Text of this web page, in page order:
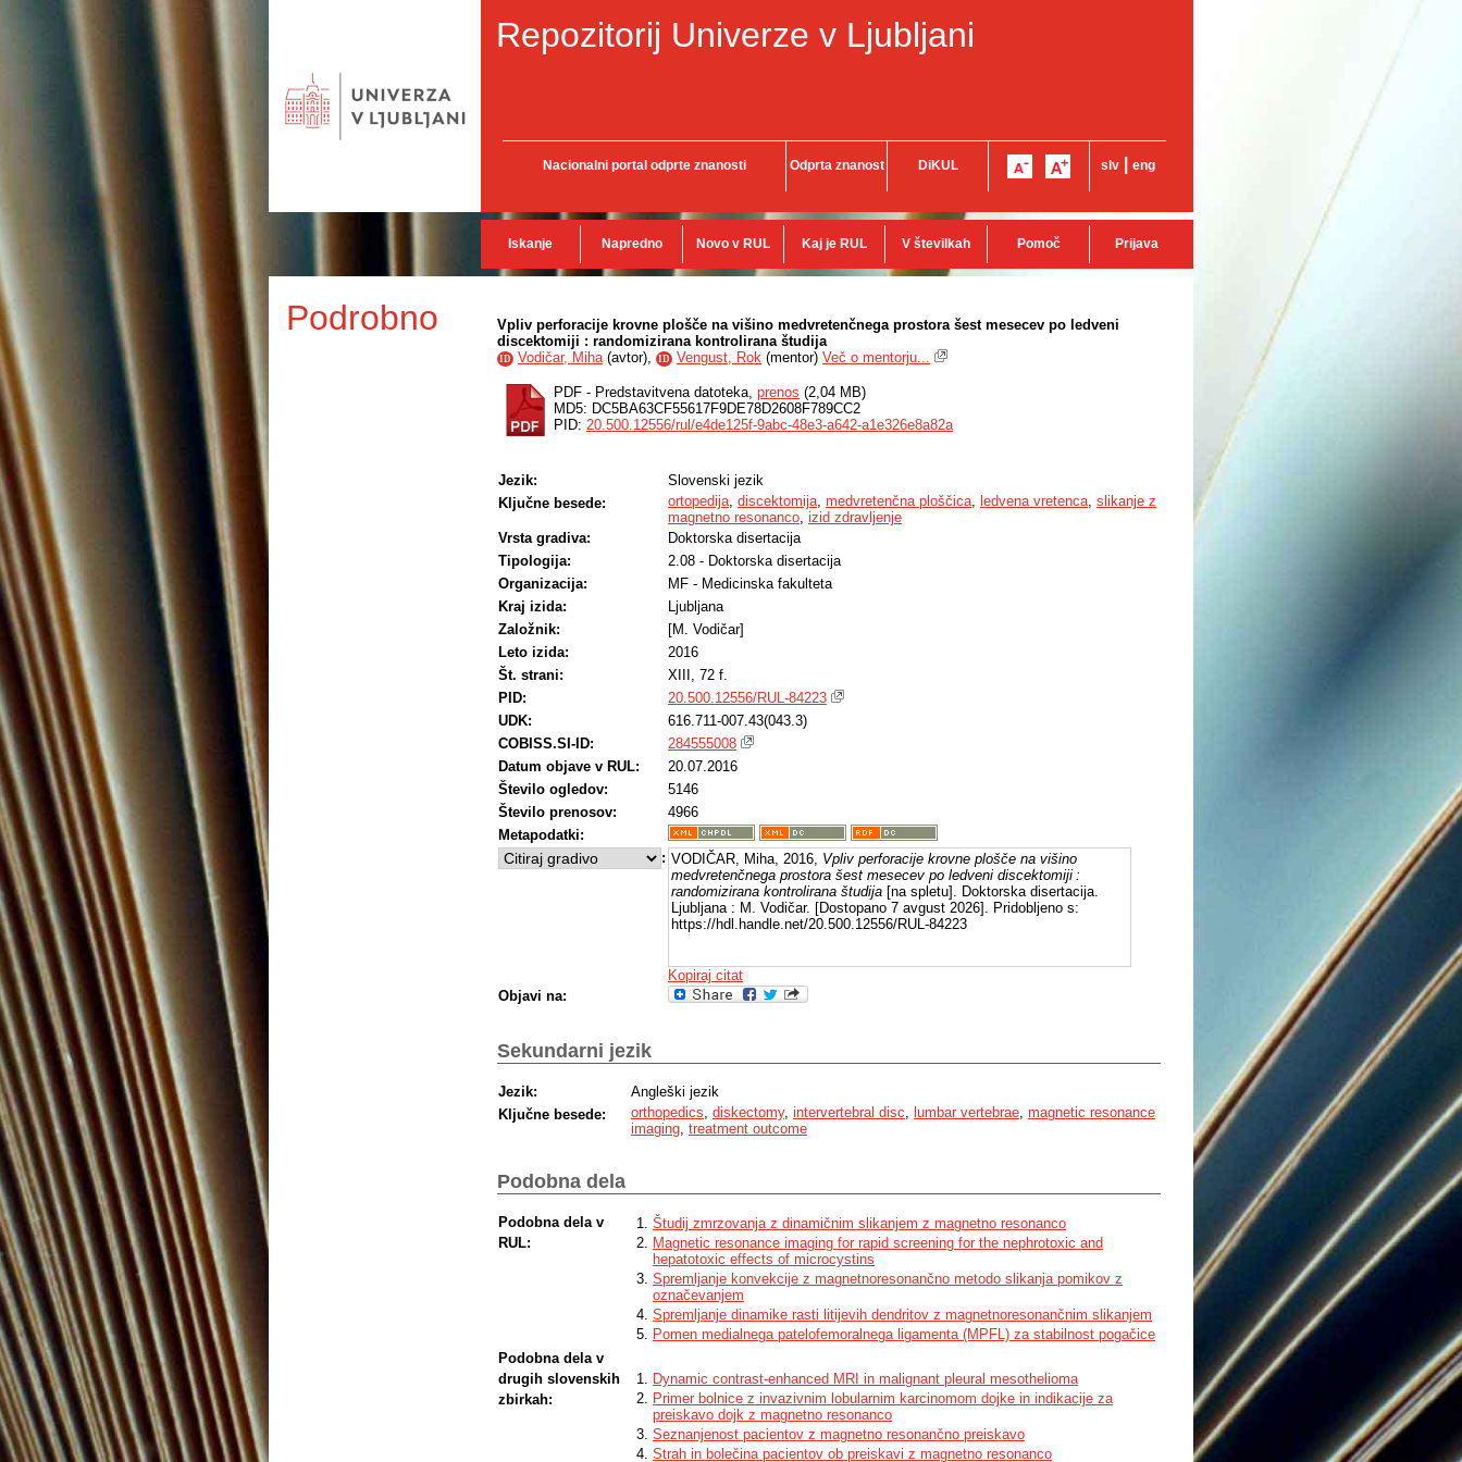
Repozitorij Univerze v Ljubljani
Nacionalni portal odprte znanosti Odprta znanost DiKUL slv eng
Iskanje Napredno Novo v RUL Kaj je RUL V številkah Pomoč Prijava
Podrobno
Vpliv perforacije krovne plošče na višino medvretenčnega prostora šest mesecev po ledveni
discektomiji : randomizirana kontrolirana študija
ID Vodičar, Miha(avtor), ID Vengust, Rok (mentor) Več o mentorju...
PDF - Predstavitvena datoteka, prenos (2,04 MB)
MD5: DC5BA63CF55617F9DE78D2608F789CC2
PID: 20.500.12556/rul/e4de125f-9abc-48e3-a642-a1e326e8a82a
Jezik:
Slovenski jezik
Ključne besede:
ortopedija, discektomija, medvretenčna ploščica, ledvena vretenca, slikanje z
magnetno resonanco, izid zdravljenje
Vrsta gradiva:
Doktorska disertacija
Tipologija:
2.08 - Doktorska disertacija
Organizacija:
MF - Medicinska fakulteta
Kraj izida:
Ljubljana
Založnik:
[M. Vodičar]
Leto izida:
2016
Št. strani:
XIII, 72 f.
PID:
20.500.12556/RUL-84223
UDK:
616.711-007.43(043.3)
COBISS.SI-ID:
284555008
Datum objave v RUL:
20.07.2016
Število ogledov:
5146
Število prenosov:
4966
Metapodatki:
: VODIČAR, Miha, 2016, Vpliv perforacije krovne plošče na višino
medvretenčnega prostora šest mesecev po ledveni discektomiji :
randomizirana kontrolirana študija [na spletu]. Doktorska disertacija.
Ljubljana : M. Vodičar. [Dostopano 7 avgust 2026]. Pridobljeno s:
https://hdl.handle.net/20.500.12556/RUL-84223
Kopiraj citat
Objavi na:
Sekundarni jezik
Jezik:
Angleški jezik
Ključne besede:
orthopedics diskectomy, intervertebral disc lumbar vertebrae magnetic resonance
imaging treatment outcome
Podobna dela
Podobna dela v
RUL:
Študij zmrzovanja z dinamičnim slikanjem z magnetno resonanco
Magnetic resonance imaging for rapid screening for the nephrotoxic and
hepatotoxic effects of microcystins
Spremljanje konvekcije z magnetnoresonančno metodo slikanja pomikov z
označevanjem
Spremljanje dinamike rasti litijevih dendritov z magnetnoresonančnim slikanjem
Pomen medialnega patelofemoralnega ligamenta (MPFL) za stabilnost pogačice
Podobna dela v
drugih slovenskih
zbirkah:
Dynamic contrast-enhanced MRI in malignant pleural mesothelioma
Primer bolnice z invazivnim lobularnim karcinomom dojke in indikacije za
preiskavo dojk z magnetno resonanco
Seznanjenost pacientov z magnetno resonančno preiskavo
Strah in bolečina pacientov ob preiskavi z magnetno resonanco